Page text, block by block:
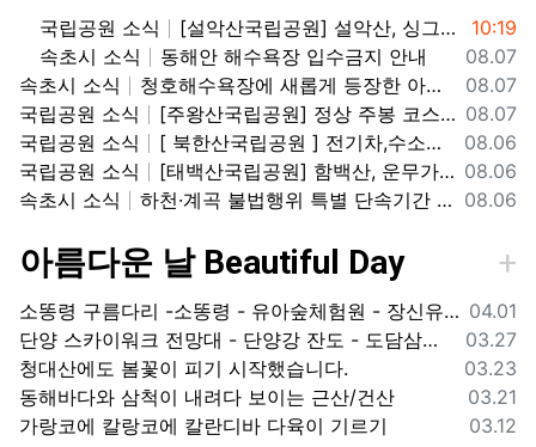
등록일
10:19
국립공원 소식
[설악산국립공원] 설악산, 싱그러운 대청봉과 내설악의 비경을 찾아서
등록일
08.07
속초시 소식
동해안 해수욕장 입수금지 안내
등록일
08.07
속초시 소식
청호해수욕장에 새롭게 등장한 아름다운 조형물! ✨
등록일
08.07
국립공원 소식
[주왕산국립공원] 정상 주봉 코스와 용추협곡 트래킹
등록일
08.06
국립공원 소식
[ 북한산국립공원 ] 전기차,수소차 등 무공해차량만 이용할 수 있는100% 친환경 야영장 - 북한산 사기막야영장
등록일
08.06
국립공원 소식
[태백산국립공원] 함백산, 운무가 가득한 싱그러운 풍경 속을 걷다
등록일
08.06
속초시 소식 하천·계곡 불법행위 특별 단속기간 운영
아름다운 날 Beautiful Day
등록일
04.01
소똥령 구름다리 -소똥령 - 유아숲체험원 - 장신유원지 / 캠핑장
등록일
03.27
단양 스카이워크 전망대 - 단양강 잔도 - 도담삼봉 / 석문 - 영월 청령포 입장료 주차료
등록일
03.23
청대산에도 봄꽃이 피기 시작했습니다.
등록일
03.21
동해바다와 삼척이 내려다 보이는 근산/건산
등록일
03.12
가랑코에 칼랑코에 칼란디바 다육이 기르기